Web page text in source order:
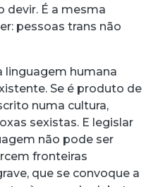
devir. É a mesma
pessoas trans não
linguagem humana
Se é produto de
numa cultura,
sexistas. E legislar
não pode ser
fronteiras
que se convoque a